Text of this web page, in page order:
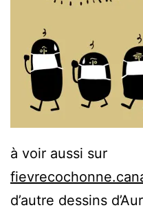
à voir aussi sur
d’autre dessins